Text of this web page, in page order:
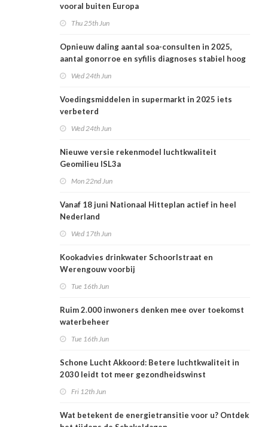
vooral buiten Europa
Thu 25th Jun
Opnieuw daling aantal soa-consulten in 2025,
aantal gonorroe en syfilis diagnoses stabiel hoog
Wed 24th Jun
Voedingsmiddelen in supermarkt in 2025 iets
verbeterd
Wed 24th Jun
Nieuwe versie rekenmodel luchtkwaliteit
Geomilieu ISL3a
Mon 22nd Jun
Vanaf 18 juni Nationaal Hitteplan actief in heel
Nederland
Wed 17th Jun
Kookadvies drinkwater Schoorlstraat en
Werengouw voorbij
Tue 16th Jun
Ruim 2.000 inwoners denken mee over toekomst
waterbeheer
Tue 16th Jun
Schone Lucht Akkoord: Betere luchtkwaliteit in
2030 leidt tot meer gezondheidswinst
Fri 12th Jun
Wat betekent de energietransitie voor u? Ontdek